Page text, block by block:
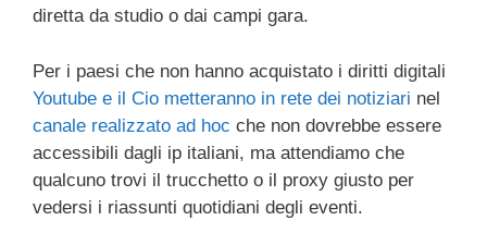
diretta da studio o dai campi gara.
Per i paesi che non hanno acquistato i diritti digitali
Youtube e il Cio metteranno in rete dei notiziari nel
canale realizzato ad hoc che non dovrebbe essere
accessibili dagli ip italiani, ma attendiamo che
qualcuno trovi il trucchetto o il proxy giusto per
vedersi i riassunti quotidiani degli eventi.